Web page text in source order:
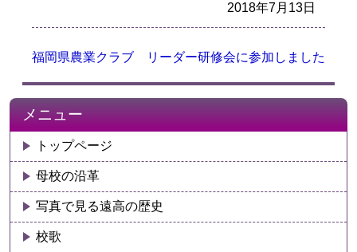
2018年7月13日
福岡県農業クラブ リーダー研修会に参加しました
メニュー
トップページ
母校の沿革
写真で見る遠高の歴史
校歌